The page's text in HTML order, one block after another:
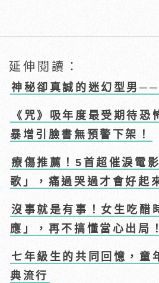
延伸閱讀：
神秘卻真誠的迷幻型男──
《咒》吸年度最受期待恐
暴增引臉書無預警下架！
療傷推薦！5首超催淚電
歌」，痛過哭過才會好起
沒事就是有事！女生吃醋
應」，再不搞懂當心出局！
七年級生的共同回憶，童
典流行